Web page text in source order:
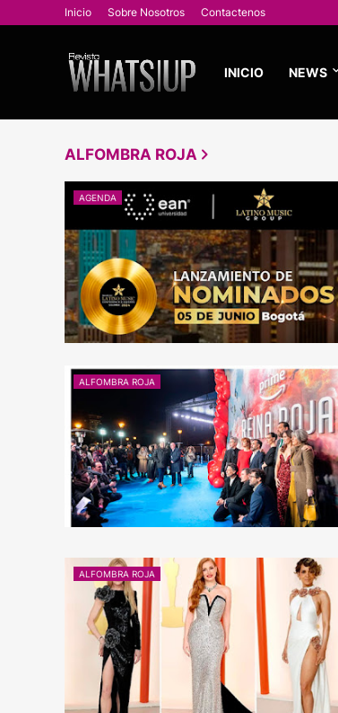
Inicio Sobre Nosotros Contactenos
INICIO NEWS
ALFOMBRA ROJA
AGENDA
ALFOMBRA ROJA
ALFOMBRA ROJA